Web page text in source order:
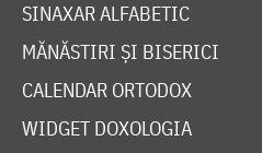
SINAXAR ALFABETIC
MĂNĂSTIRI ȘI BISERICI
CALENDAR ORTODOX
WIDGET DOXOLOGIA